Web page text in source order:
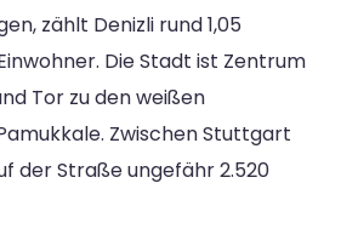
zählt Denizli rund 1,05
Die Stadt ist Zentrum
Tor zu den weißen
Zwischen Stuttgart
der Straße ungefähr 2.520